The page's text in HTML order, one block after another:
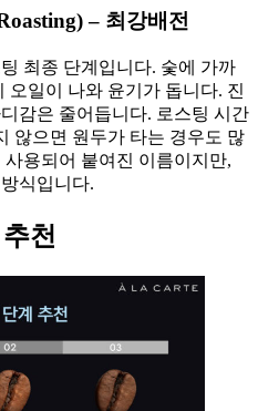
– 최강배전
최종 단계입니다. 숯에 가까
오일이 나와 윤기가 돕니다. 진
감은 줄어듭니다. 로스팅 시간
않으면 원두가 타는 경우도 많
용되어 붙여진 이름이지만,
식입니다.
천